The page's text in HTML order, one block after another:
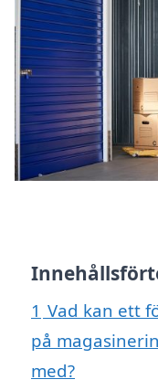
1 Vad kan ett
på
med?